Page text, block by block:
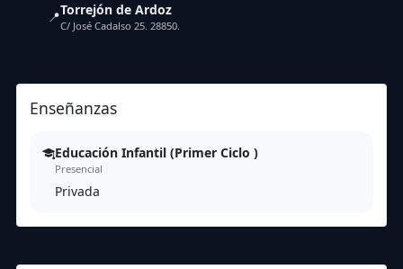
📍Torrejón de Ardoz
C/ José Cadalso 25. 28850.
Enseñanzas
Educación Infantil (Primer Ciclo )
Presencial
Privada